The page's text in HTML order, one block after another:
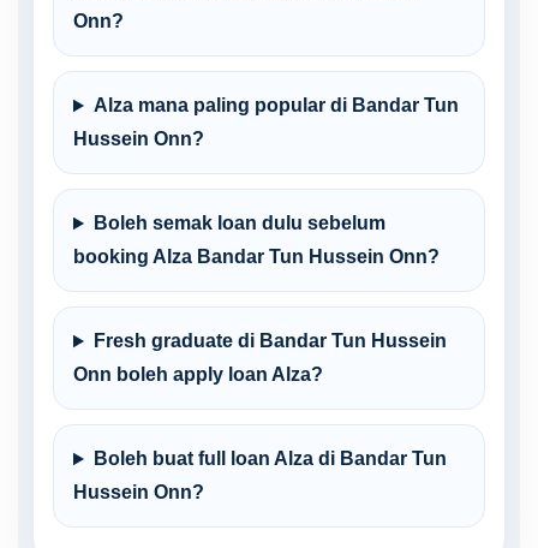
Onn?
Alza mana paling popular di Bandar Tun
Hussein Onn?
Boleh semak loan dulu sebelum
booking Alza Bandar Tun Hussein Onn?
Fresh graduate di Bandar Tun Hussein
Onn boleh apply loan Alza?
Boleh buat full loan Alza di Bandar Tun
Hussein Onn?